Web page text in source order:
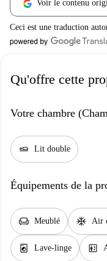
Voir le contenu
Ceci est une traduction
Qu'offre cette
Votre chambre
airline_seat_flat Lit double
Équipements de la
chair Meublé ac_unit Air
local_laundry_service Lave-linge elevator